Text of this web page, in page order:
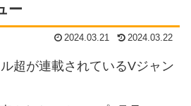
ー
2024.03.21 2024.03.22
超が連載されているVジャン